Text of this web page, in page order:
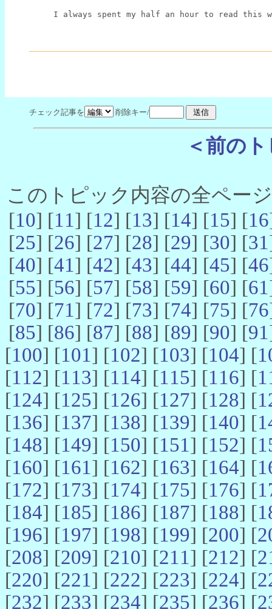
I always spent my half an hour to read
チェック記事を 削除キー/
＜前の
このトピック内容の全ペー
[10] [11] [12] [13] [14] [15] [16
[25] [26] [27] [28] [29] [30] [31
[40] [41] [42] [43] [44] [45] [46
[55] [56] [57] [58] [59] [60] [61
[70] [71] [72] [73] [74] [75] [76
[85] [86] [87] [88] [89] [90] [91
[100] [101] [102] [103] [104] [
[112] [113] [114] [115] [116] [
[124] [125] [126] [127] [128] [
[136] [137] [138] [139] [140] [
[148] [149] [150] [151] [152] [
[160] [161] [162] [163] [164] [
[172] [173] [174] [175] [176] [
[184] [185] [186] [187] [188] [
[196] [197] [198] [199] [200] [
[208] [209] [210] [211] [212] [
[220] [221] [222] [223] [224] [
[232] [233] [234] [235] [236] [